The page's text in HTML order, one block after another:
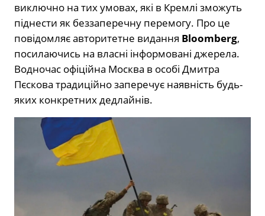
виключно на тих умовах, які в Кремлі зможуть
піднести як беззаперечну перемогу. Про це
повідомляє авторитетне видання Bloomberg,
посилаючись на власні інформовані джерела.
Водночас офіційна Москва в особі Дмитра
Пєскова традиційно заперечує наявність будь-
яких конкретних дедлайнів.